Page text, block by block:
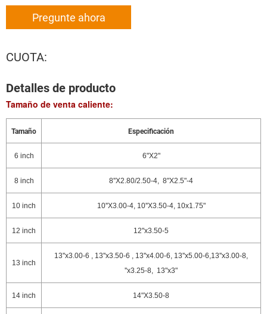
Pregunte ahora
CUOTA:
Detalles de producto
Tamaño de venta caliente:
Tamaño Especificación
6 inch 6"X2"
8 inch 8''X2.80/2.50-4, 8"X2.5"-4
10 inch 10''X3.00-4, 10''X3.50-4, 10x1.75"
12 inch 12''x3.50-5
13 inch
13''x3.00-6 , 13''x3.50-6 , 13''x4.00-6, 13''x5.00-6,13''x3.00-8,
''x3.25-8, 13"x3"
14 inch 14"X3.50-8